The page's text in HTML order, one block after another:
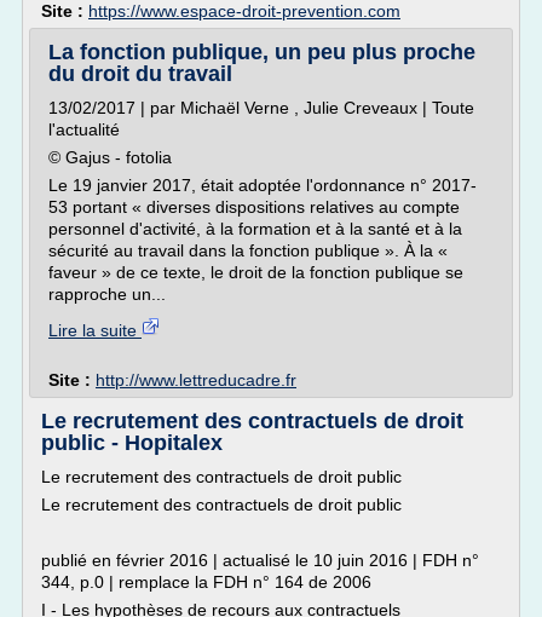
Site : https://www.espace-droit-prevention.com
La fonction publique, un peu plus proche
du droit du travail
13/02/2017 | par Michaël Verne , Julie Creveaux | Toute
l'actualité
© Gajus - fotolia
Le 19 janvier 2017, était adoptée l'ordonnance n° 2017-
53 portant « diverses dispositions relatives au compte
personnel d'activité, à la formation et à la santé et à la
sécurité au travail dans la fonction publique ». À la «
faveur » de ce texte, le droit de la fonction publique se
rapproche un...
Lire la suite
Site : http://www.lettreducadre.fr
Le recrutement des contractuels de droit
public - Hopitalex
Le recrutement des contractuels de droit public
Le recrutement des contractuels de droit public
publié en février 2016 | actualisé le 10 juin 2016 | FDH n°
344, p.0 | remplace la FDH n° 164 de 2006
I - Les hypothèses de recours aux contractuels